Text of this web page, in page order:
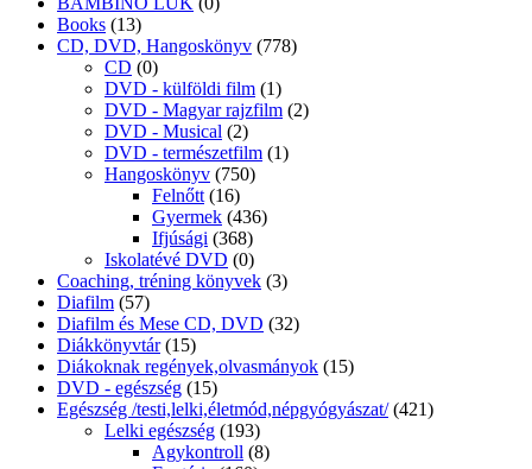
Books (13)
CD, DVD, Hangoskönyv (778)
CD (0)
DVD - külföldi film (1)
DVD - Magyar rajzfilm (2)
DVD - Musical (2)
DVD - természetfilm (1)
Hangoskönyv (750)
Felnőtt (16)
Gyermek (436)
Ifjúsági (368)
Iskolatévé DVD (0)
Coaching, tréning könyvek (3)
Diafilm (57)
Diafilm és Mese CD, DVD (32)
Diákkönyvtár (15)
Diákoknak regények,olvasmányok (15)
DVD - egészség (15)
Egészség /testi,lelki,életmód,népgyógyászat/ (421)
Lelki egészség (193)
Agykontroll (8)